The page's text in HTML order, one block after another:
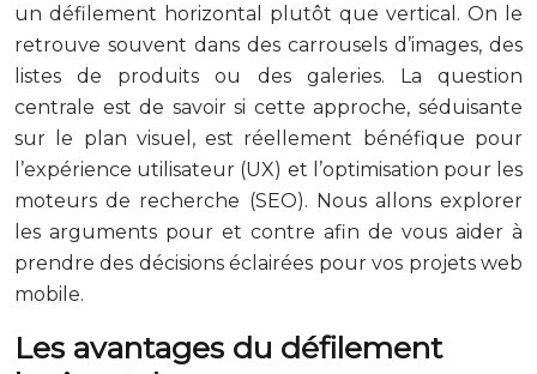
un défilement horizontal plutôt que vertical. On le
retrouve souvent dans des carrousels d’images, des
listes de produits ou des galeries. La question
centrale est de savoir si cette approche, séduisante
sur le plan visuel, est réellement bénéfique pour
l’expérience utilisateur (UX) et l’optimisation pour les
moteurs de recherche (SEO). Nous allons explorer
les arguments pour et contre afin de vous aider à
prendre des décisions éclairées pour vos projets web
mobile.
Les avantages du défilement